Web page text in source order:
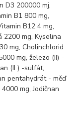
D3 200000 mj,
B1 800 mg,
B12 4 mg,
2200 mg, Kyselina
mg, Cholinchlorid
mg, železo (II) -
(II ) -sulfát,
pentahydrát - měď
mg, Jodičnan